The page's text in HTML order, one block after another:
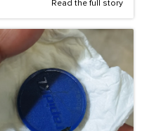
Read the full story